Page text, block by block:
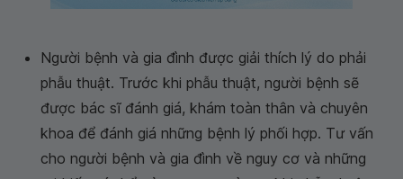
Người bệnh và gia đình được giải thích lý do phải
phẫu thuật. Trước khi phẫu thuật, người bệnh sẽ
được bác sĩ đánh giá, khám toàn thân và chuyên
khoa để đánh giá những bệnh lý phối hợp. Tư vấn
cho người bệnh và gia đình về nguy cơ và những